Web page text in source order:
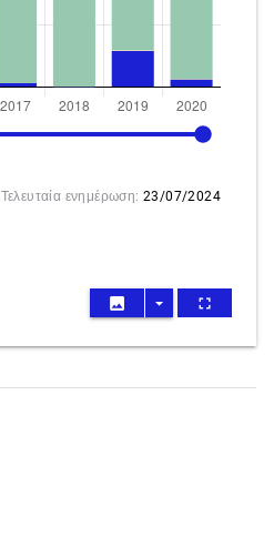
2020
Τελευταία ενημέρωση: 23/07/2024
image arrow_drop_down fullscreen